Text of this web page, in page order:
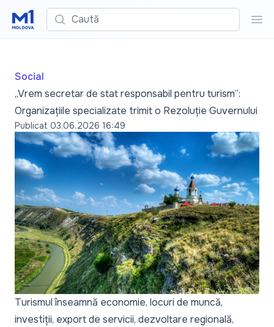
Caută
Social
„Vrem secretar de stat responsabil pentru turism”:
Organizațiile specializate trimit o Rezoluție Guvernului
Publicat 03.06.2026 16:49
Turismul înseamnă economie, locuri de muncă,
investiții, export de servicii, dezvoltare regională,